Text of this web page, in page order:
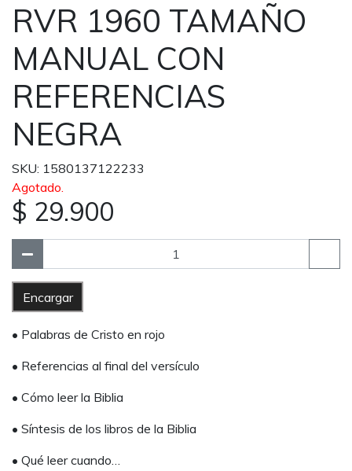
RVR 1960 TAMAÑO
MANUAL CON
REFERENCIAS
NEGRA
SKU: 1580137122233
Agotado.
$ 29.900
Encargar
• Palabras de Cristo en rojo
• Referencias al final del versículo
• Cómo leer la Biblia
• Síntesis de los libros de la Biblia
• Qué leer cuando…